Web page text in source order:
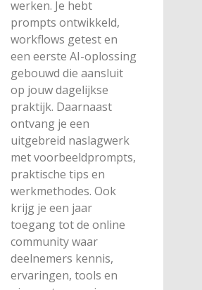
werken. Je hebt
prompts ontwikkeld,
workflows getest en
een eerste AI-oplossing
gebouwd die aansluit
op jouw dagelijkse
praktijk. Daarnaast
ontvang je een
uitgebreid naslagwerk
met voorbeeldprompts,
praktische tips en
werkmethodes. Ook
krijg je een jaar
toegang tot de online
community waar
deelnemers kennis,
ervaringen, tools en